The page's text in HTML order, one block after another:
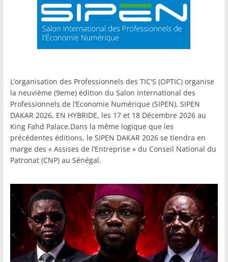
L’organisation des Professionnels des TIC'S (OPTIC) organise
la neuvième (9eme) édition du Salon International des
Professionnels de l’Economie Numérique (SIPEN), SIPEN
DAKAR 2026, EN HYBRIDE, les 17 et 18 Décembre 2026 au
King Fahd Palace.Dans la même logique que les
précédentes éditions, le SIPEN DAKAR 2026 se tiendra en
marge des « Assises de l’Entreprise » du Conseil National du
Patronat (CNP) au Sénégal.